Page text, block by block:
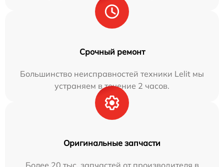
Срочный ремонт
Большинство неисправностей техники Lelit мы
устраняем в течение 2 часов.
Оригинальные запчасти
Более 20 тыс. запчастей от производителя в